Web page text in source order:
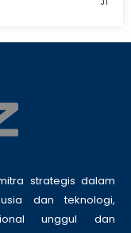
strategis dalam
dan teknologi,
unggul dan